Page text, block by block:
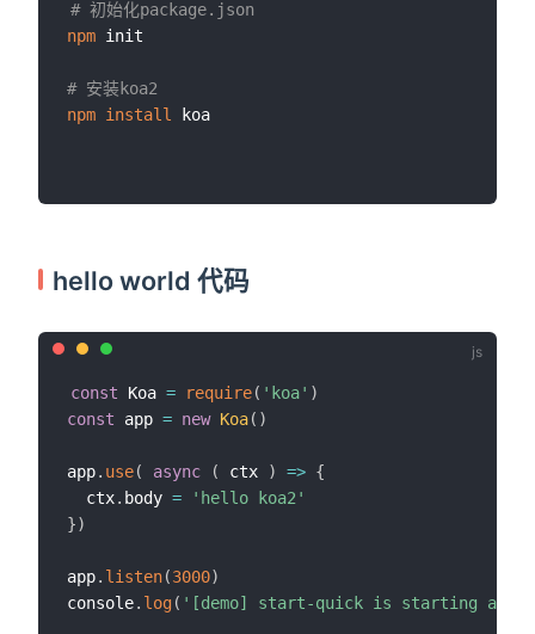
# 初始化package.json
npm init
# 安装koa2
npm install koa
hello world 代码
const Koa = require( 'koa' )
const app = new Koa( )
app. use( async ( ctx ) => {
  ctx
. body =
'hello koa2'
})
app. listen(3000)
console. log( '[demo] start-quick is starting at